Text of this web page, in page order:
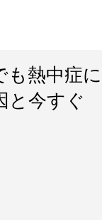
も熱中症に
と今すぐ